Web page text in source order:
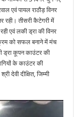
एवं पायल राठौड़ विनर
रही। तीसरी कैटेगरी में
एवं लकी ड्रा की विनर
को सफल बनाने में मंच
ड्रा कूपन काउंटर की
के काउंटर की
देवी दीक्षित, जिम्मी